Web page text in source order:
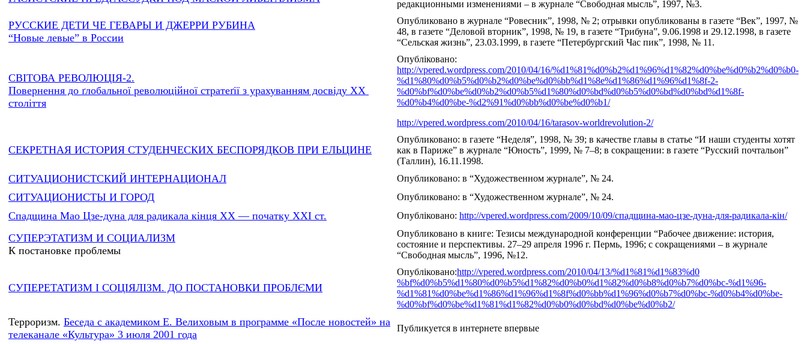
редакционными изменениями – в журнале “Свободная мысль”, 1997, №3.
РУССКИЕ ДЕТИ ЧЕ ГЕВАРЫ И ДЖЕРРИ РУБИНА
“Новые левые” в России
Опубликовано в журнале “Ровесник”, 1998, № 2; отрывки опубликованы в газете “Век”, 1997, №
48, в газете “Деловой вторник”, 1998, № 19, в газете “Трибуна”, 9.06.1998 и 29.12.1998, в газете
“Сельская жизнь”, 23.03.1999, в газете “Петербургский Час пик”, 1998, № 11.
СВIТОВА РЕВОЛЮЦIЯ-2.
Повернення до ґлобальної революційної стратеґії з урахуванням досвіду XX
століття
Опубліковано:
http://vpered.wordpress.com/2010/04/16/%d1%81%d0%b2%d1%96%d1%82%d0%be%d0%b2%d0%b0-
%d1%80%d0%b5%d0%b2%d0%be%d0%bb%d1%8e%d1%86%d1%96%d1%8f-2-
%d0%bf%d0%be%d0%b2%d0%b5%d1%80%d0%bd%d0%b5%d0%bd%d0%bd%d1%8f-
%d0%b4%d0%be-%d2%91%d0%bb%d0%be%d0%b1/
http://vpered.wordpress.com/2010/04/16/tarasov-worldrevolution-2/
СЕКРЕТНАЯ ИСТОРИЯ СТУДЕНЧЕСКИХ БЕСПОРЯДКОВ ПРИ ЕЛЬЦИНЕ
Опубликовано: в газете “Неделя”, 1998, № 39; в качестве главы в статье “И наши студенты хотят
как в Париже” в журнале “Юность”, 1999, № 7–8; в сокращении: в газете “Русский почтальон”
(Таллин), 16.11.1998.
СИТУАЦИОНИСТСКИЙ ИНТЕРНАЦИОНАЛ Опубликовано: в “Художественном журнале”, № 24.
СИТУАЦИОНИСТЫ И ГОРОД Опубликовано: в “Художественном журнале”, № 24.
Спадщина Мао Цзе-дуна для радикала кінця XX — початку XXI ст. Опубліковано: http://vpered.wordpress.com/2009/10/09/спадщина-мао-цзе-дуна-для-радикала-кін/
СУПЕРЭТАТИЗМ И СОЦИАЛИЗМ
К постановке проблемы
Опубликовано в книге: Тезисы международной конференции “Рабочее движение: история,
состояние и перспективы. 27–29 апреля 1996 г. Пермь, 1996; с сокращениями – в журнале
“Свободная мысль”, 1996, №12.
СУПЕРЕТАТИЗМ І СОЦІЯЛІЗМ. ДО ПОСТАНОВКИ ПРОБЛЄМИ
Опубліковано:http://vpered.wordpress.com/2010/04/13/%d1%81%d1%83%d0
%bf%d0%b5%d1%80%d0%b5%d1%82%d0%b0%d1%82%d0%b8%d0%b7%d0%bc-%d1%96-
%d1%81%d0%be%d1%86%d1%96%d1%8f%d0%bb%d1%96%d0%b7%d0%bc-%d0%b4%d0%be-
%d0%bf%d0%be%d1%81%d1%82%d0%b0%d0%bd%d0%be%d0%b2/
Терроризм. Беседа с академиком Е. Велиховым в программе «После новостей» на
телеканале «Культура» 3 июля 2001 года
Публикуется в интернете впервые